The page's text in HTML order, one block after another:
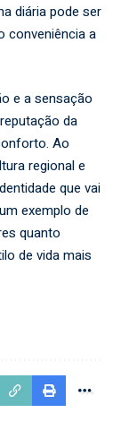
diária pode ser
conveniência a
e a sensação
da
Ao
regional e
que vai
exemplo de
quanto
de vida mais